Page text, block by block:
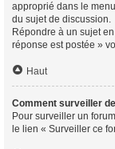
approprié dans le
du sujet de discussion.
Répondre à un sujet
réponse est postée »
Haut
Comment surveiller
Pour surveiller un
le lien « Surveiller ce